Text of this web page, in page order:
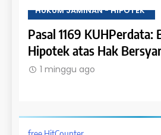
HUKUM JAMINAN - HIPOTEK
Pasal 1169 KUHPerdata:
Hipotek atas Hak
1 minggu ago